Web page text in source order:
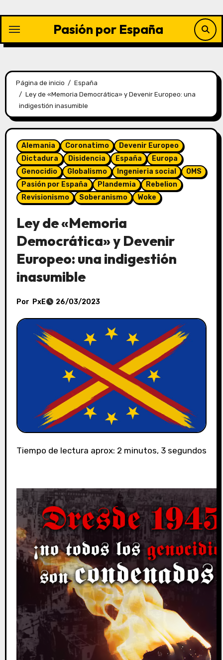
contenido
Pasión por España
Página de inicio
España
Ley de «Memoria Democrática» y Devenir Europeo: una
indigestión inasumible
Alemania Coronatimo
Devenir Europeo
Dictadura
Disidencia España
Europa
Genocidio
Globalismo Ingenieria social
OMS
Pasión por España
Plandemia
Rebelion
Revisionismo
Soberanismo Woke
Ley de «Memoria
Democrática» y Devenir
Europeo: una indigestión
inasumible
Por PxE 26/03/2023
Tiempo de lectura aprox: 2 minutos, 3 segundos